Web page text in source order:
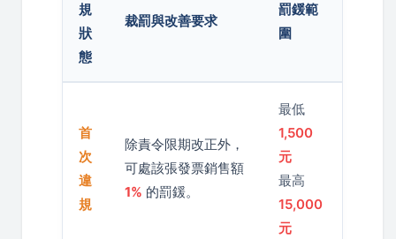
規
狀
態
裁罰與改善要求
罰鍰範
圍
首
次
違
規
除責令限期改正外，
可處該張發票銷售額
1% 的罰鍰。
最低
1,500
元
最高
15,000
元